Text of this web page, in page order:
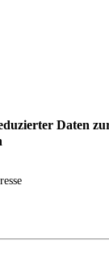
Daten